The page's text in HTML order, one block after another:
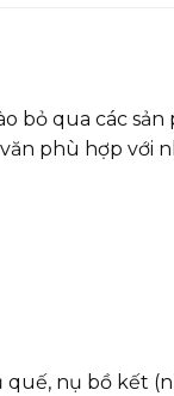
bỏ qua các
phù hợp với
nụ bồ kết